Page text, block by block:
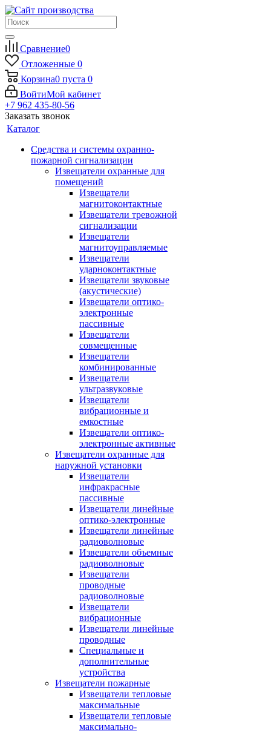
Сравнение0
Отложенные 0
Корзина0 пуста 0
ВойтиМой кабинет
+7 962 435-80-56
Заказать звонок
Каталог
Средства и системы охранно-
пожарной сигнализации
Извещатели охранные для
помещений
Извещатели
магнитоконтактные
Извещатели тревожной
сигнализации
Извещатели
магнитоуправляемые
Извещатели
ударноконтактные
Извещатели звуковые
(акустические)
Извещатели оптико-
электронные
пассивные
Извещатели
совмещенные
Извещатели
комбинированные
Извещатели
ультразвуковые
Извещатели
вибрационные и
емкостные
Извещатели оптико-
электронные активные
Извещатели охранные для
наружной установки
Извещатели
инфракрасные
пассивные
Извещатели линейные
оптико-электронные
Извещатели линейные
радиоволновые
Извещатели объемные
радиоволновые
Извещатели
проводные
радиоволновые
Извещатели
вибрационные
Извещатели линейные
проводные
Специальные и
дополнительные
устройства
Извещатели пожарные
Извещатели тепловые
максимальные
Извещатели тепловые
максимально-